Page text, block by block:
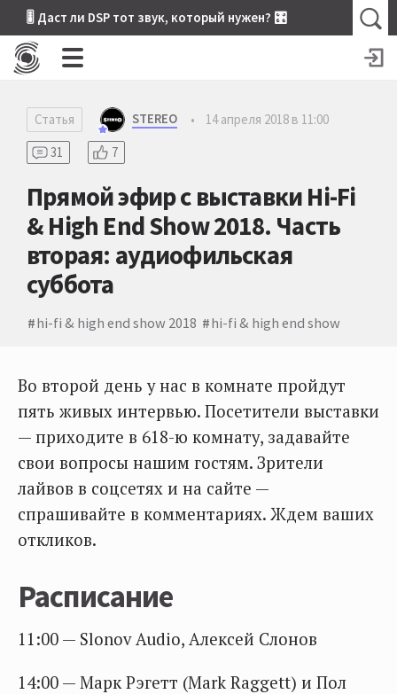
🎚 Даст ли DSP тот звук, который нужен? 🎛
Статья STEREO •
14 апреля 2018 в 11:00
31
7
Прямой эфир с выставки Hi-Fi
& High End Show 2018. Часть
вторая: аудиофильская
суббота
hi-fi & high end show 2018 hi-fi & high end show
Во второй день у нас в комнате пройдут
пять живых интервью. Посетители выставки
— приходите в 618-ю комнату, задавайте
свои вопросы нашим гостям. Зрители
лайвов в соцсетях и на сайте —
спрашивайте в комментариях. Ждем ваших
откликов.
Расписание
11:00 — Slonov Audio, Алексей Слонов
14:00 — Марк Рэгетт (Mark Raggett) и Пол